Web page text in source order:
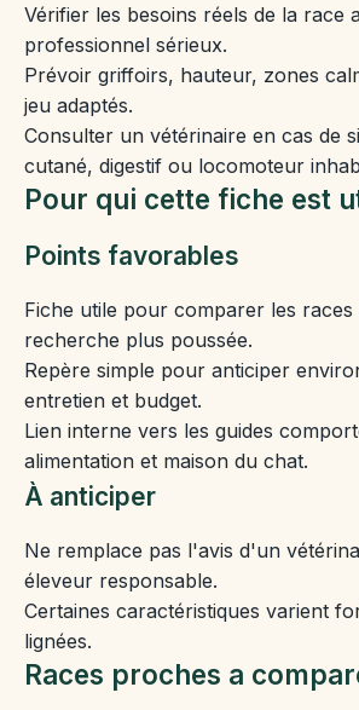
Vérifier les besoins réels de la race
professionnel sérieux.
Prévoir griffoirs, hauteur, zones
jeu adaptés.
Consulter un vétérinaire en cas de
cutané, digestif ou locomoteur
Pour qui cette fiche est
Points favorables
Fiche utile pour comparer les races
recherche plus poussée.
Repère simple pour anticiper
entretien et budget.
Lien interne vers les guides
alimentation et maison du chat.
À anticiper
Ne remplace pas l'avis d'un
éleveur responsable.
Certaines caractéristiques varient
lignées.
Races proches a